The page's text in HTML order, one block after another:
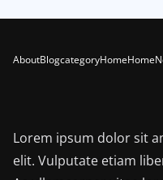
AboutBlogcategoryHomeHome
Lorem ipsum dolor sit
elit. Vulputate etiam